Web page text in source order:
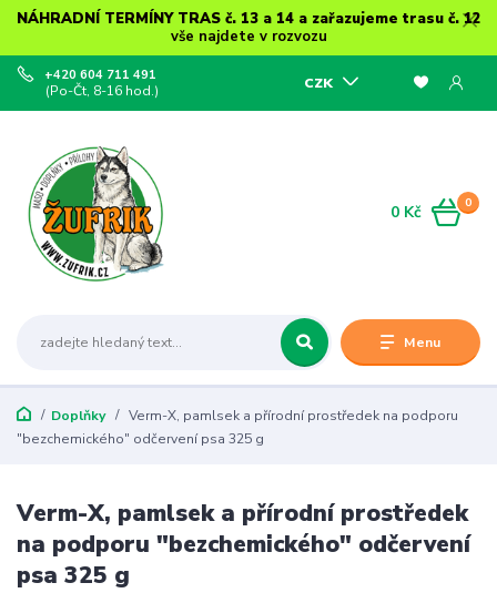
NÁHRADNÍ TERMÍNY TRAS č. 13 a 14 a zařazujeme trasu č. 12
vše najdete v rozvozu
Menu
CZK
+420 604 711 491
(Po-Čt, 8-16 hod.)
0
0 Kč
Doplňky
Verm-X, pamlsek a přírodní prostředek na podporu
"bezchemického" odčervení psa 325 g
Verm-X, pamlsek a přírodní prostředek
na podporu "bezchemického" odčervení
psa 325 g